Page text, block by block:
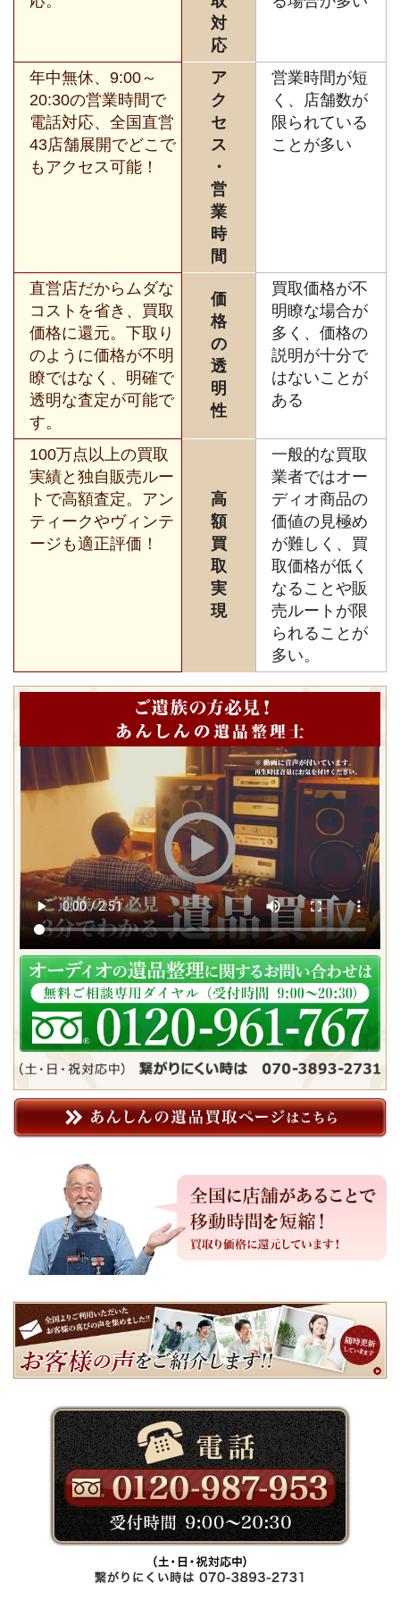
対
応
年中無休、9:00～
20:30の営業時間で
電話対応、全国直営
43店舗展開でどこで
もアクセス可能！
ア
ク
セ
ス
・
営
業
時
間
営業時間が短
く、店舗数が
限られている
ことが多い
直営店だからムダな
コストを省き、買取
価格に還元。下取り
のように価格が不明
瞭ではなく、明確で
透明な査定が可能で
す。
価
格
の
透
明
性
買取価格が不
明瞭な場合が
多く、価格の
説明が十分で
はないことが
ある
100万点以上の買取
実績と独自販売ルー
トで高額査定。アン
ティークやヴィンテ
ージも適正評価！
高
額
買
取
実
現
一般的な買取
業者ではオー
ディオ商品の
価値の見極め
が難しく、買
取価格が低く
なることや販
売ルートが限
られることが
多い。